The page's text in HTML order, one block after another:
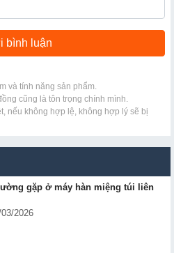
và tính năng sản phẩm.
cũng là tôn trọng chính mình.
nếu không hợp lệ, không hợp lý sẽ bị
gặp ở máy hàn miệng túi liên
2026